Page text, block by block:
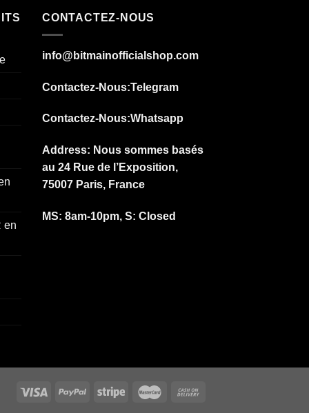
en
CONTACTEZ-NOUS
info@bitmainofficialshop.com
Contactez-Nous:Telegram
Contactez-Nous:Whatsapp
Address: Nous sommes basés
au 24 Rue de l’Exposition,
75007 Paris, France
MS: 8am-10pm, S: Closed